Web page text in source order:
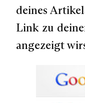
deines
Link zu
angezeigt